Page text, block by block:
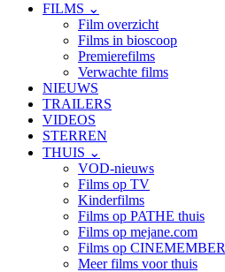
FILMS ⌄
Film overzicht
Films in bioscoop
Premierefilms
Verwachte films
NIEUWS
TRAILERS
VIDEOS
STERREN
THUIS ⌄
VOD-nieuws
Films op TV
Kinderfilms
Films op PATHE thuis
Films op mejane.com
Films op CINEMEMBER
Meer films voor thuis